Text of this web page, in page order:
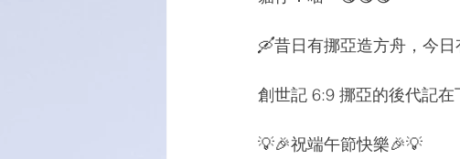
🛶昔日有挪亞造方舟，今
創世記 6:9 挪亞的後代記在
💡🎉祝端午節快樂🎉💡